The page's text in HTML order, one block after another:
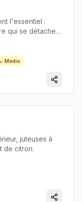
l'essentiel :
qui se détache
Medio
juteuses à
de citron.